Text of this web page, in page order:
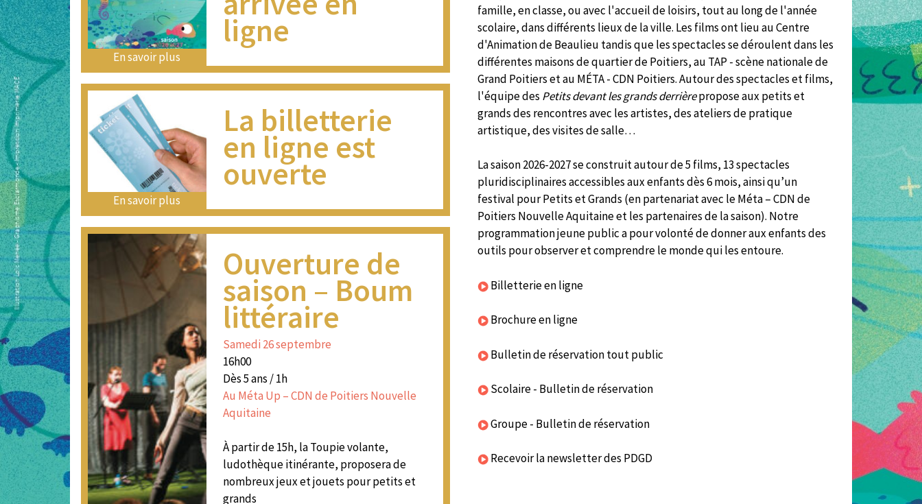
En savoir plus
ligne
En savoir plus
La billetterie
en ligne est
ouverte
Ouverture de
saison – Boum
littéraire
Samedi 26 septembre
16h00
Dès 5 ans / 1h
Au Méta Up – CDN de Poitiers Nouvelle
Aquitaine
À partir de 15h, la Toupie volante,
ludothèque itinérante, proposera de
nombreux jeux et jouets pour petits et
grands
famille, en classe, ou avec l'accueil de loisirs, tout au long de l'année
scolaire, dans différents lieux de la ville. Les films ont lieu au Centre
d'Animation de Beaulieu tandis que les spectacles se déroulent dans les
différentes maisons de quartier de Poitiers, au TAP - scène nationale de
Grand Poitiers et au MÉTA - CDN Poitiers. Autour des spectacles et films,
l'équipe des Petits devant les grands derrièrepropose aux petits et
grands des rencontres avec les artistes, des ateliers de pratique
artistique, des visites de salle…
La saison 2026-2027 se construit autour de 5 films, 13 spectacles
pluridisciplinaires accessibles aux enfants dès 6 mois, ainsi qu’un
festival pour Petits et Grands (en partenariat avec le Méta – CDN de
Poitiers Nouvelle Aquitaine et les partenaires de la saison). Notre
programmation jeune public a pour volonté de donner aux enfants des
outils pour observer et comprendre le monde qui les entoure.
Billetterie en ligne
Brochure en ligne
Bulletin de réservation tout public
Scolaire - Bulletin de réservation
Groupe - Bulletin de réservation
Recevoir la newsletter des PDGD